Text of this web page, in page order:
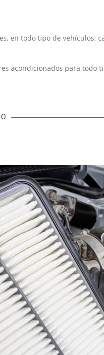
en todo tipo de vehículos:
acondicionados para todo